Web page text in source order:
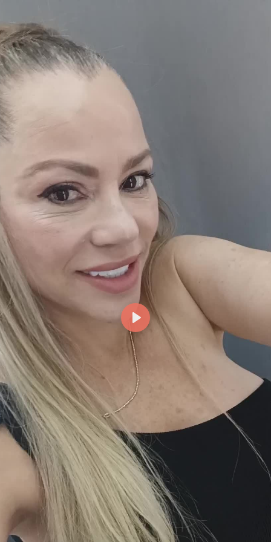
Reproducir